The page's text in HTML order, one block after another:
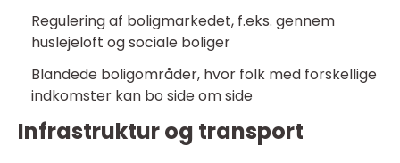
Regulering af boligmarkedet, f.eks. gennem
huslejeloft og sociale boliger
Blandede boligområder, hvor folk med forskellige
indkomster kan bo side om side
Infrastruktur og transport